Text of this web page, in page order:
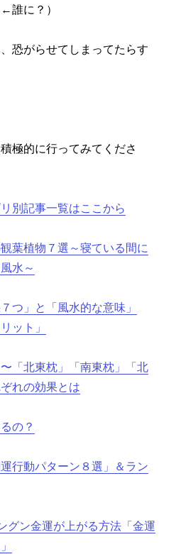
←誰に？）
恐がらせてしまってたらす
極的に行ってみてくださ
別記事一覧はここから
葉植物７選～寝ている間に
水～
つ」と「風水的な意味」
ット」
「北東枕」「南東枕」「北
れの効果とは
の？
行動パターン８選」＆ラン
グン金運が上がる方法「金運